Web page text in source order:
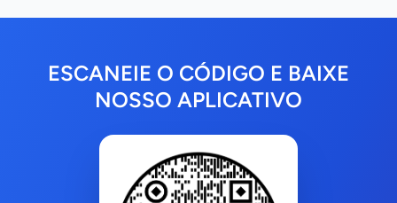
ESCANEIE O CÓDIGO E BAIXE
NOSSO APLICATIVO